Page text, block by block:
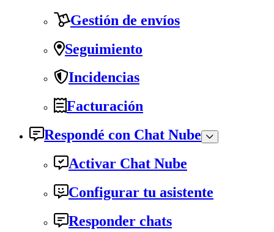
Gestión de envíos
Seguimiento
Incidencias
Facturación
Respondé con Chat Nube
Activar Chat Nube
Configurar tu asistente
Responder chats